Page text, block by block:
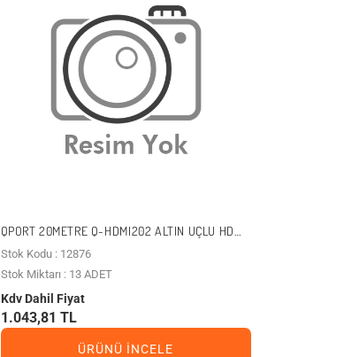
QPORT 20METRE Q-HDMI202 ALTIN UÇLU HDMI
KABLO V2.0 4K
Stok Kodu : 12876
Stok Miktarı : 13 ADET
Kdv Dahil Fiyat
1.043,81 TL
ÜRÜNÜ İNCELE